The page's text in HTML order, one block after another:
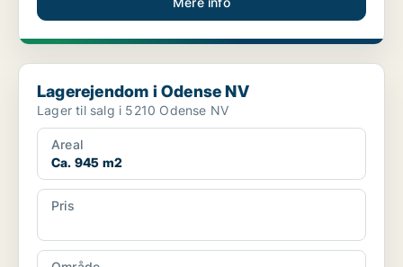
Lagerejendom i Odense NV
Lagerejendom i Odense NV
Lager til salg i 5210 Odense NV
Areal
Ca. 945 m2
Pris